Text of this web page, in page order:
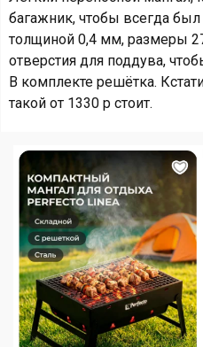
багажник, чтобы всегда был
толщиной 0,4 мм, размеры
отверстия для поддува,
В комплекте решётка.
такой от 1330 р стоит.